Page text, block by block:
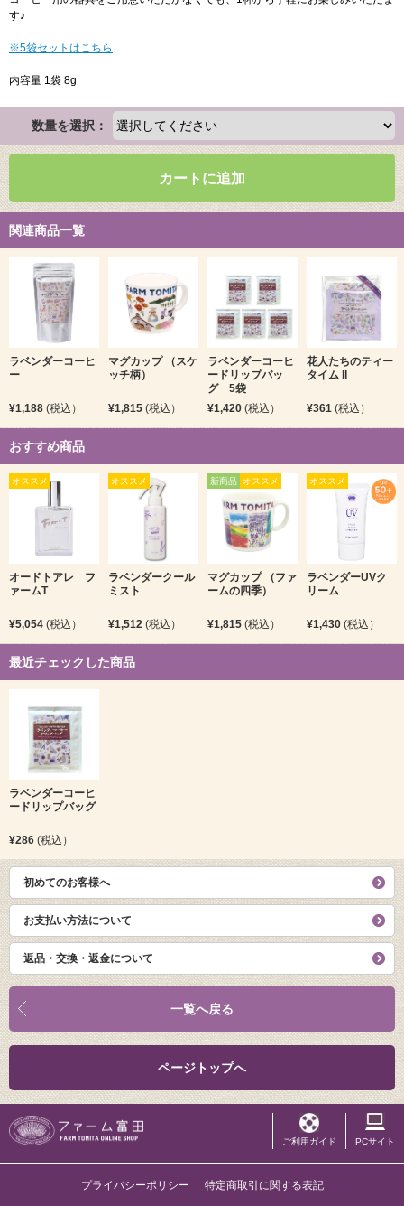
す♪
※5袋セットはこちら
内容量 1袋 8g
数量を選択：
カートに追加
関連商品一覧
ラベンダーコーヒ
ー
¥1,188 (税込）
マグカップ （スケ
ッチ柄）
¥1,815 (税込）
ラベンダーコーヒ
ードリップバッ
グ 5袋
¥1,420 (税込）
花人たちのティー
タイム II
¥361 (税込）
おすすめ商品
オススメ
オードトアレ フ
ァームT
¥5,054 (税込）
オススメ
ラベンダークール
ミスト
¥1,512 (税込）
新商品 オススメ
マグカップ （ファ
ームの四季）
¥1,815 (税込）
オススメ
ラベンダーUVク
リーム
¥1,430 (税込）
最近チェックした商品
ラベンダーコーヒ
ードリップバッグ
¥286 (税込）
初めてのお客様へ
お支払い方法について
返品・交換・返金について
一覧へ戻る
ページトップへ
ご利用ガイド PCサイト
プライバシーポリシー 特定商取引に関する表記